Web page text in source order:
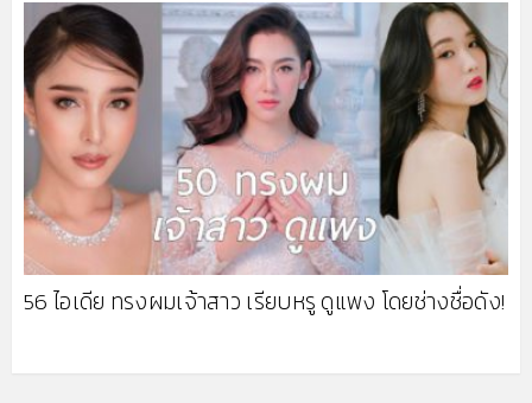
56 ไอเดีย ทรงผมเจ้าสาว เรียบหรู ดูแพง โดยช่างชื่อดัง!